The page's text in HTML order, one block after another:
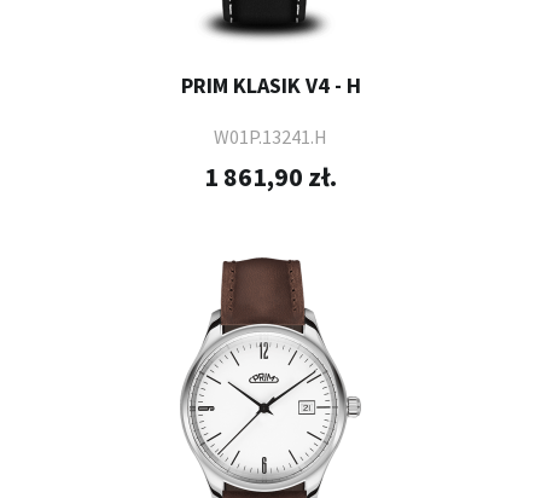
PRIM KLASIK V4 - H
W01P.13241.H
1 861,90 zł.